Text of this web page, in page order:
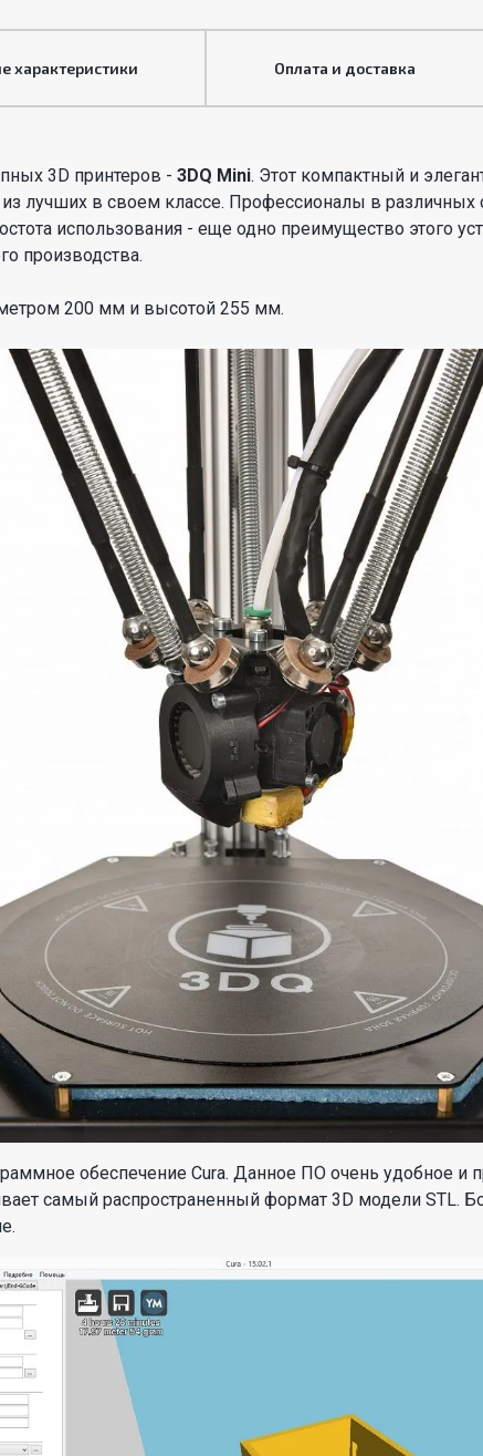
характеристики Оплата и доставка
3D принтеров - 3DQ Mini. Этот компактный и
лучших в своем классе. Профессионалы в различных
использования - еще одно преимущество этого
производства.
200 мм и высотой 255 мм.
обеспечение Cura. Данное ПО очень удобное и
самый распространенный формат 3D модели STL.